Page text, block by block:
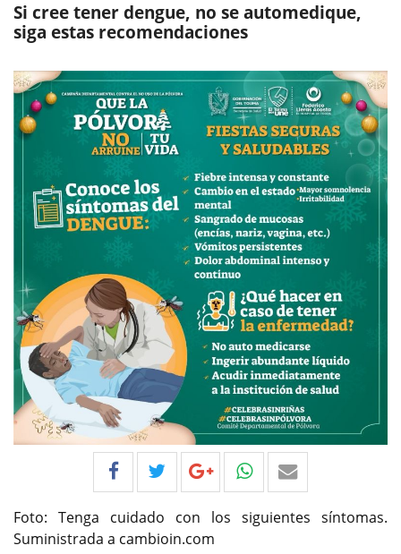
Si cree tener dengue, no se automedique,
siga estas recomendaciones
Foto: Tenga cuidado con los siguientes síntomas.
Suministrada a cambioin.com